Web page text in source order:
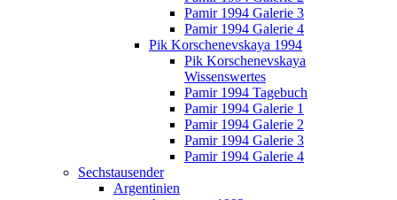
Pamir 1994 Galerie 3
Pamir 1994 Galerie 4
Pik Korschenevskaya 1994
Pik Korschenevskaya
Wissenswertes
Pamir 1994 Tagebuch
Pamir 1994 Galerie 1
Pamir 1994 Galerie 2
Pamir 1994 Galerie 3
Pamir 1994 Galerie 4
Sechstausender
Argentinien